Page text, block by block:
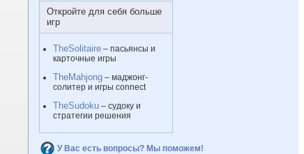
Откройте для себя больше
игр
TheSolitaire – пасьянсы и
карточные игры
TheMahjong – маджонг-
солитер и игры connect
TheSudoku – судоку и
стратегии решения
У Вас есть вопросы? Мы поможем!